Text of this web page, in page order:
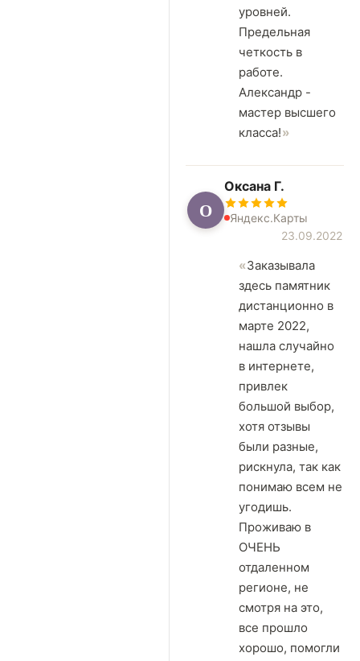
уровней.
Предельная
четкость в
работе.
Александр -
мастер высшего
класса!
О
Оксана Г.
Яндекс.Карты
23.09.2022
Заказывала
здесь памятник
дистанционно в
марте 2022,
нашла случайно
в интернете,
привлек
большой выбор,
хотя отзывы
были разные,
рискнула, так как
понимаю всем не
угодишь.
Проживаю в
ОЧЕНЬ
отдаленном
регионе, не
смотря на это,
все прошло
хорошо, помогли